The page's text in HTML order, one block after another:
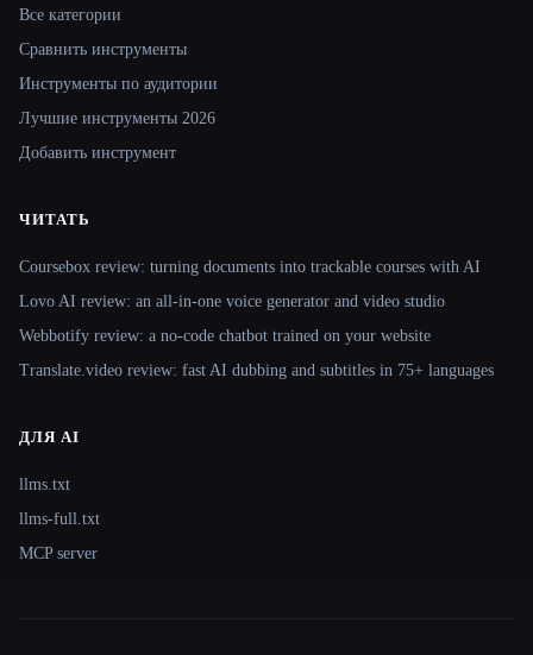
Все категории
Сравнить инструменты
Инструменты по аудитории
Лучшие инструменты 2026
Добавить инструмент
ЧИТАТЬ
Coursebox review: turning documents into trackable courses with AI
Lovo AI review: an all-in-one voice generator and video studio
Webbotify review: a no-code chatbot trained on your website
Translate.video review: fast AI dubbing and subtitles in 75+ languages
ДЛЯ AI
llms.txt
llms-full.txt
MCP server